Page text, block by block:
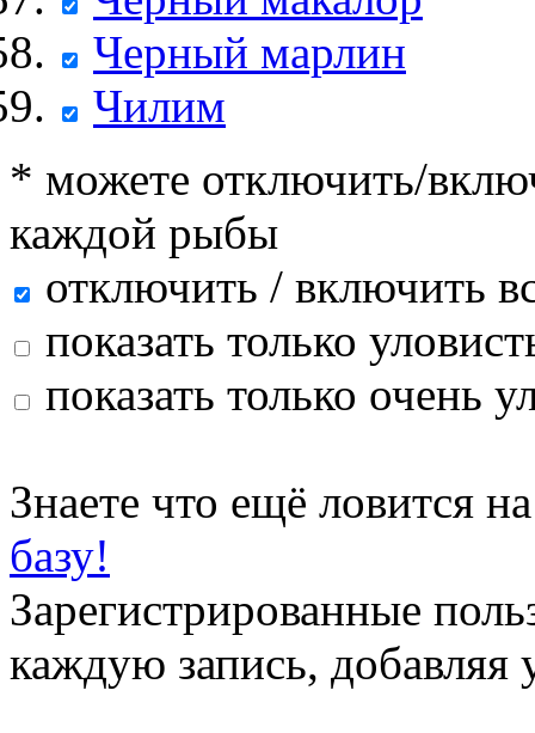
Черный марлин
Чилим
* можете отключить/
каждой рыбы
отключить / включить
показать только
показать только очень
Знаете что ещё ловится
базу!
Зарегистрированные
каждую запись, добавляя